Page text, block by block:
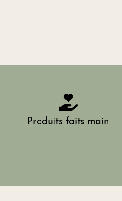
Produits faits main